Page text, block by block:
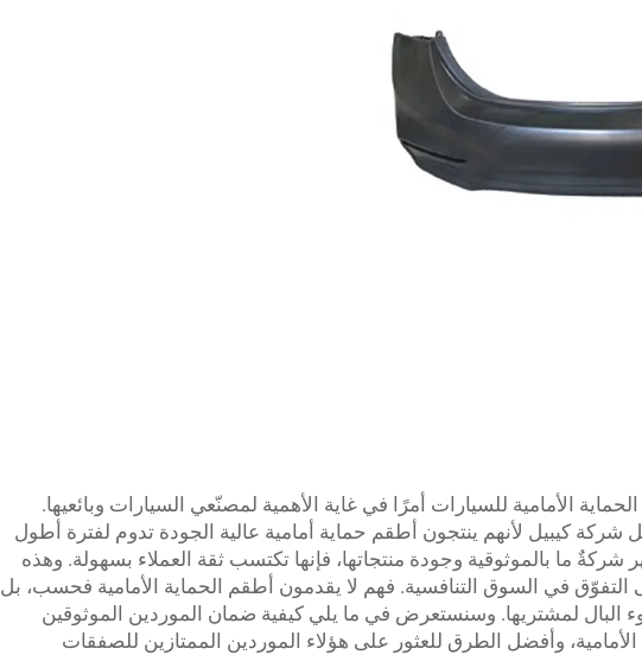
الأمامية للسيارات أمرًا في غاية الأهمية لمصنّعي السيارات وبائعيها.
شركة كيبيل لأنهم ينتجون أطقم حماية أمامية عالية الجودة تدوم لفترة أطول
شركةٌ ما بالموثوقية وجودة منتجاتها، فإنها تكتسب ثقة العملاء بسهولة. وهذه
التفوّق في السوق التنافسية. فهم لا يقدمون أطقم الحماية الأمامية فحسب، بل
البال لمشتريها. وسنستعرض في ما يلي كيفية ضمان الموردين الموثوقين
الأمامية، وأفضل الطرق للعثور على هؤلاء الموردين الممتازين للصفقات